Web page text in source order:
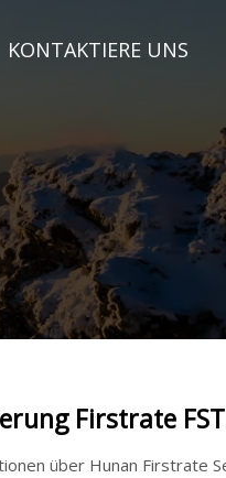
KONTAKTIERE UNS
Firstrate
über Hunan Firstrate